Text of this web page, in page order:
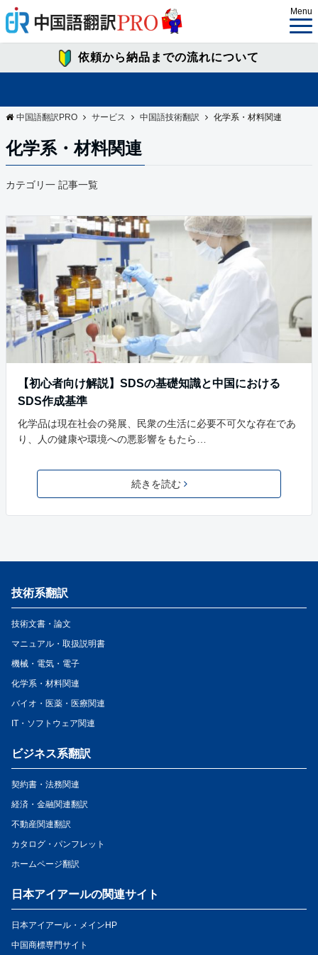
Menu
依頼から納品までの流れについて
中国語翻訳PRO サービス 中国語技術翻訳 化学系・材料関連
化学系・材料関連
カテゴリ一 記事一覧
【初心者向け解説】SDSの基礎知識と中国における
SDS作成基準
化学品は現在社会の発展、民衆の生活に必要不可欠な存在であ
り、人の健康や環境への悪影響をもたら…
続きを読む
技術系翻訳
技術文書・論文
マニュアル・取扱説明書
機械・電気・電子
化学系・材料関連
バイオ・医薬・医療関連
IT・ソフトウェア関連
ビジネス系翻訳
契約書・法務関連
経済・金融関連翻訳
不動産関連翻訳
カタログ・パンフレット
ホームページ翻訳
日本アイアールの関連サイト
日本アイアール・メインHP
中国商標専門サイト